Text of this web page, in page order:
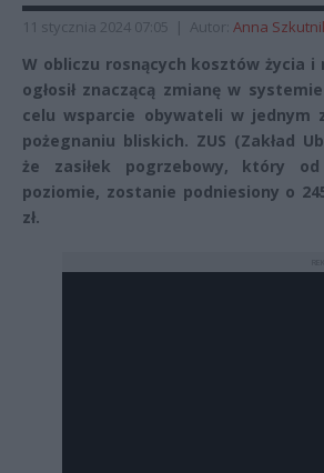
11 stycznia 2024 07:05 | Autor: Anna
W obliczu rosnących kosztów życia
ogłosił znaczącą zmianę w
celu wsparcie obywateli w jednym
pożegnaniu bliskich. ZUS (Zakład
że zasiłek pogrzebowy, który
poziomie, zostanie podniesiony o
zł.